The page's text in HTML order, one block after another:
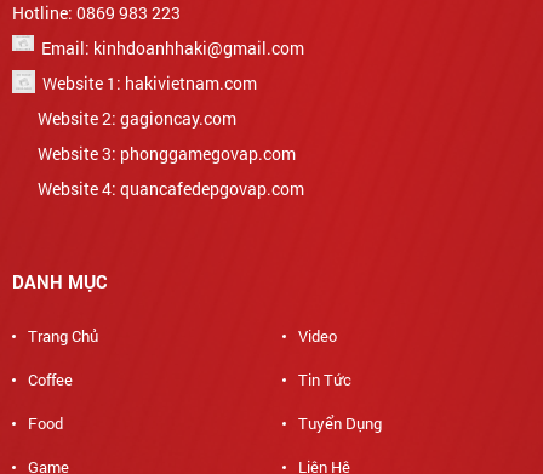
Hotline: 0869 983 223
Email: kinhdoanhhaki@gmail.com
Website 1: hakivietnam.com
Website 2: gagioncay.com
Website 3: phonggamegovap.com
Website 4: quancafedepgovap.com
DANH MỤC
Trang Chủ
Video
Coffee
Tin Tức
Food
Tuyển Dụng
Game
Liên Hệ